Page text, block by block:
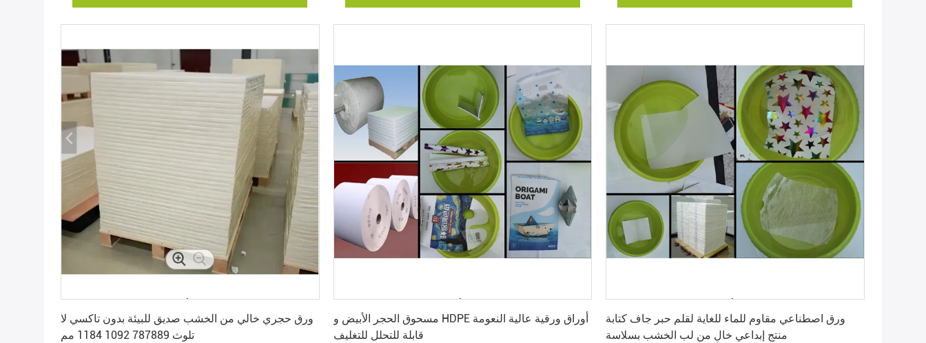
ورق حجري خالي من الخشب صديق للبيئة بدون تاكسي لا
تلوث 787889 1092 1184 مم
مسحوق الحجر الأبيض و HDPE أوراق ورقية عالية النعومة
قابلة للتحلل للتغليف
ورق اصطناعي مقاوم للماء للغاية لقلم حبر جاف كتابة
منتج إبداعي خالٍ من لب الخشب بسلاسة